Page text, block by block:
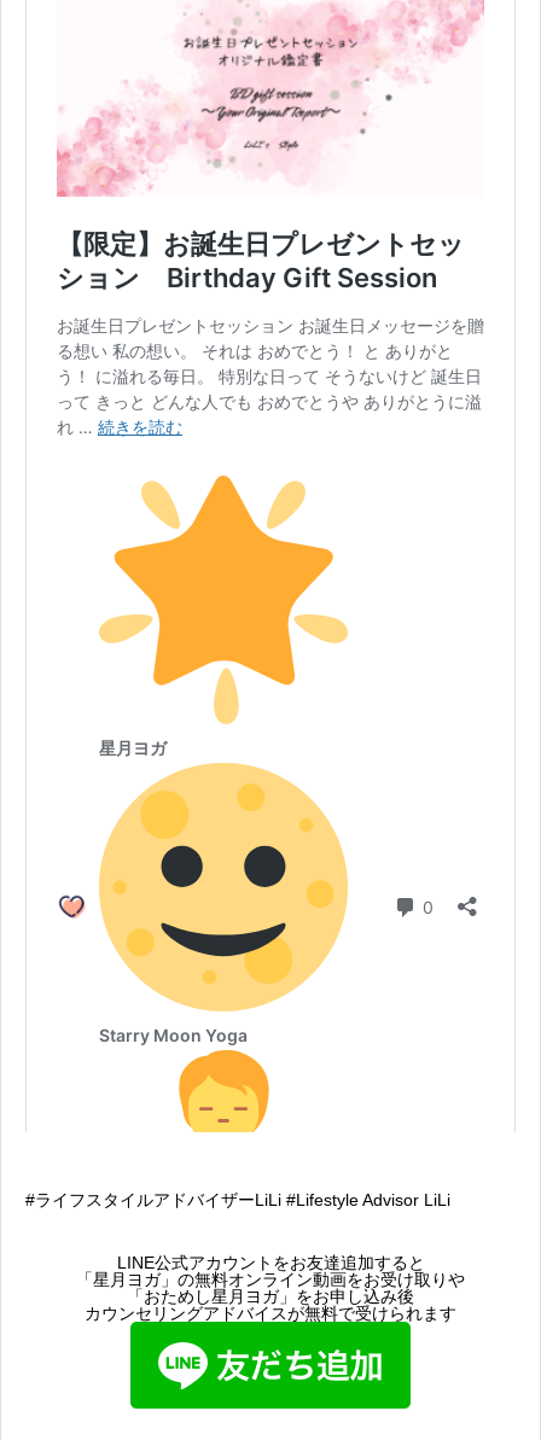
#ライフスタイルアドバイザーLiLi #Lifestyle Advisor LiLi
LINE公式アカウントをお友達追加すると
「星月ヨガ」の無料オンライン動画をお受け取りや
「おためし星月ヨガ」をお申し込み後
カウンセリングアドバイスが無料で受けられます